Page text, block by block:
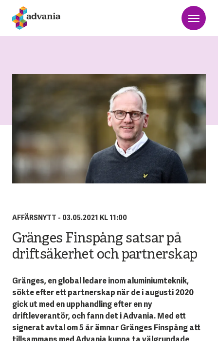
AFFÄRSNYTT - 03.05.2021 KL 11:00
Gränges Finspång satsar på
driftsäkerhet och partnerskap
Gränges, en global ledare inom aluminiumteknik,
sökte efter ett partnerskap när de i augusti 2020
gick ut med en upphandling efter en ny
driftleverantör, och fann det i Advania. Med ett
signerat avtal om 5 år ämnar Gränges Finspång att